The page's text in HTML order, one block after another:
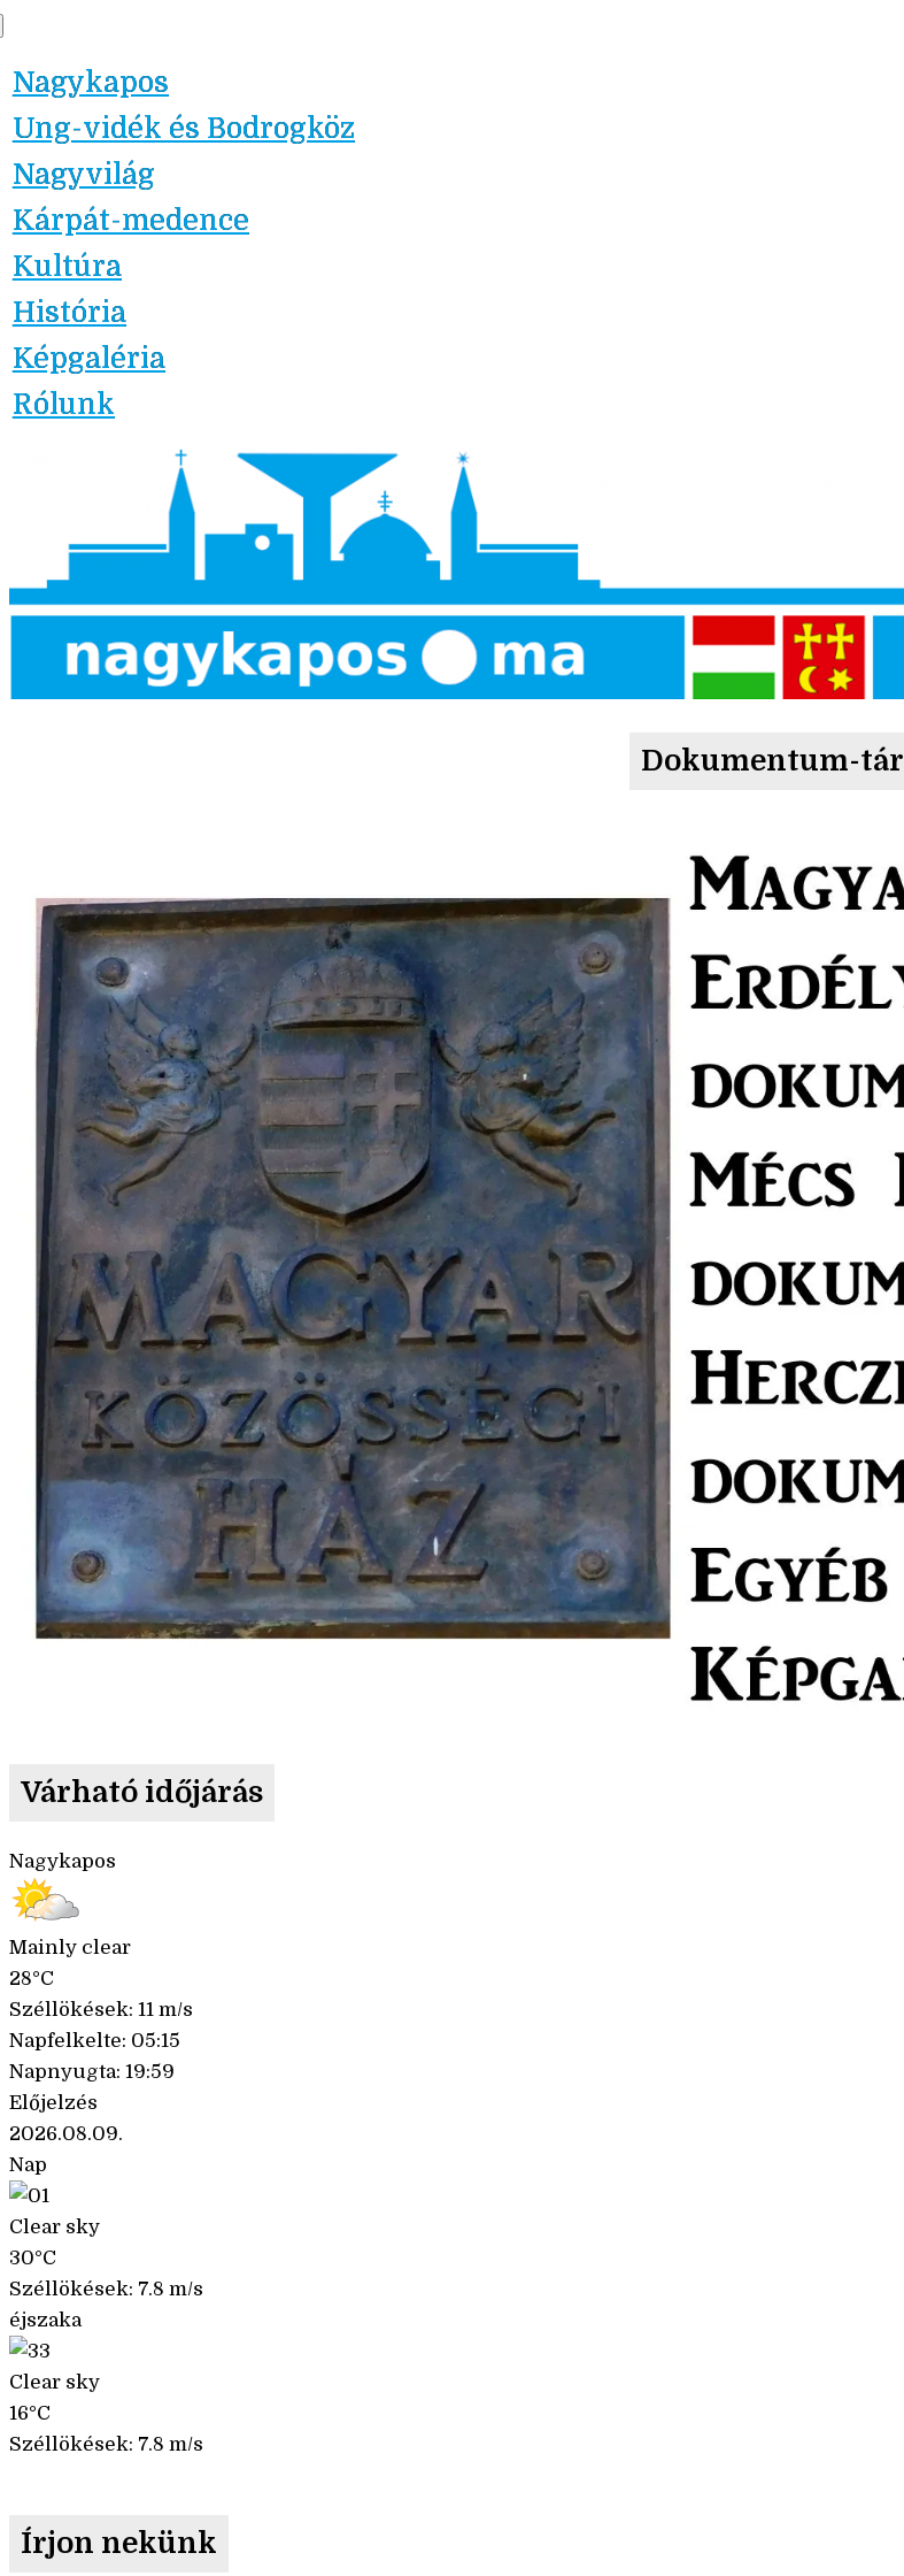
content
Nagykapos
Ung-vidék és Bodrogköz
Nagyvilág
Kárpát-medence
Kultúra
História
Képgaléria
Rólunk
Dokumentum-tár
Várható időjárás
Nagykapos
Mainly clear
28°C
Széllökések: 11 m/s
Napfelkelte: 05:15
Napnyugta: 19:59
Előjelzés
2026.08.09.
Nap
Clear sky
30°C
Széllökések: 7.8 m/s
éjszaka
Clear sky
16°C
Széllökések: 7.8 m/s
Írjon nekünk